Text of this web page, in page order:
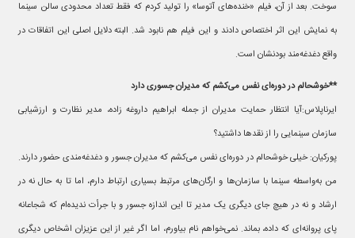
سوخت. بعد از آن، فیلم «خنده‌های آتوسا» را تولید کردم که فقط تعداد محدودی سالن سینما
به نمایش این اثر اختصاص دادند و این فیلم هم نابود شد. البته دلایل اصلی این اتفاقات در
واقع دغدغه‌مند بودنشان است.
**خوشحالم در دوره‌ای نفس می‌کشم که مدیران جسوری دارد
ایرناپلاس:آیا انتظار حمایت مدیران از جمله ابراهیم داروغه زاده، مدیر نظارت و ارزشیابی
سازمان سینمایی را از نقدها داشتید؟
پورکیان: خیلی خوشحالم در دوره‌ای نفس می‌کشم که مدیران جسور و دغدغه‌مندی حضور دارند.
من به‌واسطه سینما با سازمان‌ها و ارگان‌های مرتبط بسیاری ارتباط دارم، اما تا به حال نه در
ارشاد و نه در هیچ جای دیگری یک مدیر تا این اندازه جسور و با جرأت ندیده‌ام که شجاعانه
پای پروانه‌ای که داده، بماند. نمی‌خواهم نام بیاورم، اما اگر غیر از این عزیزان اشخاص دیگری